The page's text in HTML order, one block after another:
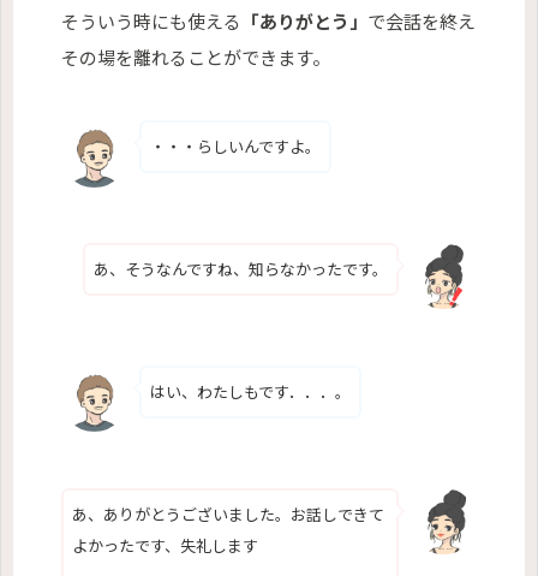
そういう時にも使える 「ありがとう」 で会話を終え
その場を離れることができます。
・・・らしいんですよ。
あ、そうなんですね、知らなかったです。
はい、わたしもです．．．。
あ、ありがとうございました。お話しできて
よかったです、失礼します